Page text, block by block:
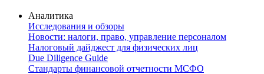
Аналитика
Исследования и обзоры
Новости: налоги, право, управление персоналом
Налоговый дайджест для физических лиц
Due Diligence Guide
Стандарты финансовой отчетности МСФО